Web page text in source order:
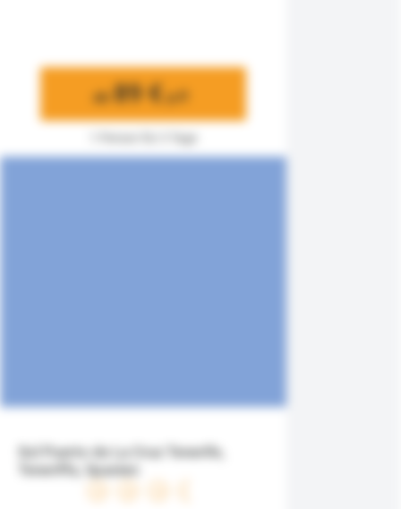
ab 89 € p.P.
Sol Puerto de La Cruz Tenerife,
Teneriffa, Spanien